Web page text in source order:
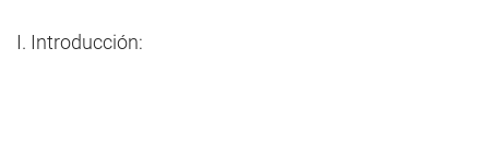
I. Introducción: